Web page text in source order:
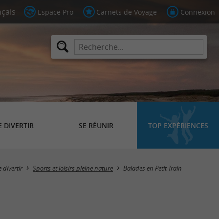
Espace Pro Carnets de Voyage Connexion
DIVERTIR SE RÉUNIR TOP EXPÉRIENCES
Masquer la carte
divertir Sports et loisirs pleine nature Balades en Petit Train